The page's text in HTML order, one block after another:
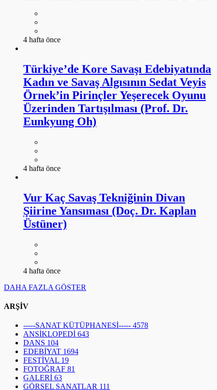
4 hafta önce
Türkiye’de Kore Savaşı Edebiyatında
Kadın ve Savaş Algısının Sedat Veyis
Örnek’in Pirinçler Yeşerecek Oyunu
Üzerinden Tartışılması (Prof. Dr.
Eunkyung Oh)
4 hafta önce
Vur Kaç Savaş Tekniğinin Divan
Şiirine Yansıması (Doç. Dr. Kaplan
Üstüner)
4 hafta önce
DAHA FAZLA GÖSTER
ARŞİV
-----SANAT KÜTÜPHANESİ----- 4578
ANSİKLOPEDİ 643
DANS 104
EDEBİYAT 1694
FESTİVAL 19
FOTOĞRAF 81
GALERİ 63
GÖRSEL SANATLAR 111